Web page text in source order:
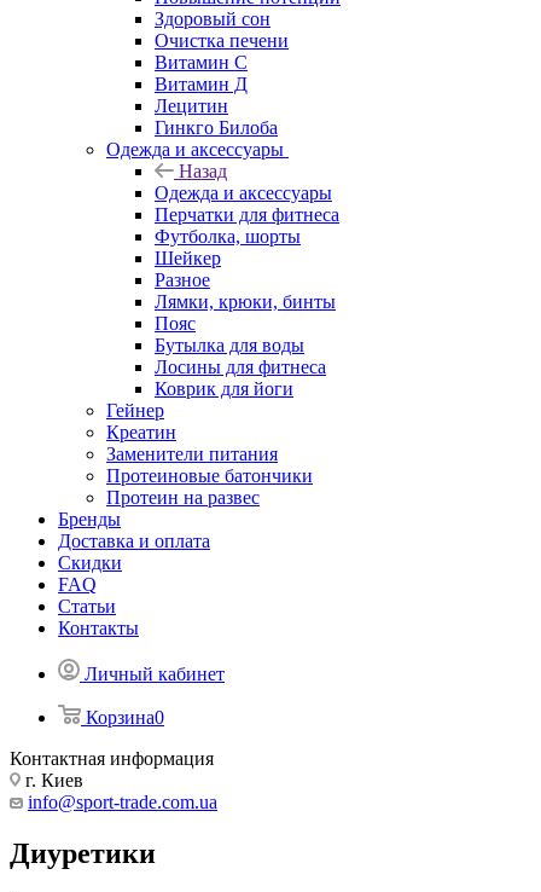
Здоровый сон
Очистка печени
Витамин С
Витамин Д
Лецитин
Гинкго Билоба
Одежда и аксессуары
Назад
Одежда и аксессуары
Перчатки для фитнеса
Футболка, шорты
Шейкер
Разное
Лямки, крюки, бинты
Пояс
Бутылка для воды
Лосины для фитнеса
Коврик для йоги
Гейнер
Креатин
Заменители питания
Протеиновые батончики
Протеин на развес
Бренды
Доставка и оплата
Скидки
FAQ
Статьи
Контакты
Личный кабинет
Корзина0
Контактная информация
г. Киев
info@sport-trade.com.ua
Диуретики